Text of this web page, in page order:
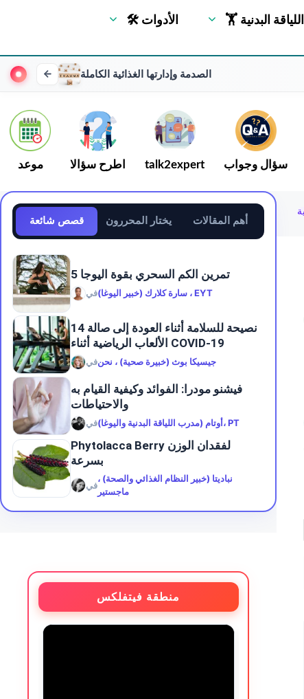
🛠 الأدوات 🏋 اللياقة البدنية
الصدمة وإدارتها الغذائية الكاملة
موعد اطرح سؤالا talk2expert سؤال وجواب
قصص شائعة يختار المحررون أهم المقالات
5 تمرين الكم السحري بقوة اليوجا
في سارة كلارك (خبير اليوغا) ، EYT
14 نصيحة للسلامة أثناء العودة إلى صالة
الألعاب الرياضية أثناء COVID-19
فيجيسيكا بوث (خبيرة صحية) ، نحن
فيشنو مودرا: الفوائد وكيفية القيام به
والاحتياطات
في أوتام (مدرب اللياقة البدنية واليوغا)، PT
Phytolacca Berry لفقدان الوزن
بسرعة
في
نباديتا (خبير النظام الغذائي والصحة) ،
ماجستير
منطقة فيتفلكس